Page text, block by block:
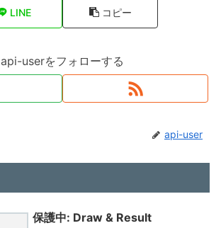
LINE コピー
api-userをフォローする
api-user
保護中: Draw & Result